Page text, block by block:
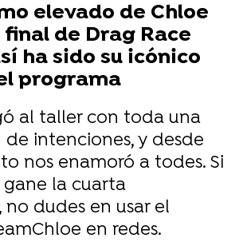
elevado de Chloe
de Drag Race
ha sido su icónico
programa
al taller con toda una
intenciones, y desde
nos enamoró a todes. Si
gane la cuarta
dudes en usar el
en redes.